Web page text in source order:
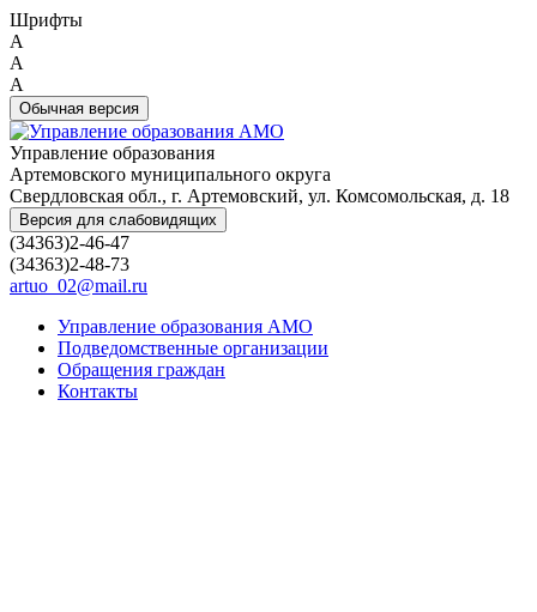
Шрифты
A
A
A
Обычная версия
Управление образования
Артемовского муниципального округа
Свердловская обл., г. Артемовский, ул. Комсомольская, д. 18
Версия для слабовидящих
(34363)2-46-47
(34363)2-48-73
artuo_02@mail.ru
Управление образования АМО
Подведомственные организации
Обращения граждан
Контакты